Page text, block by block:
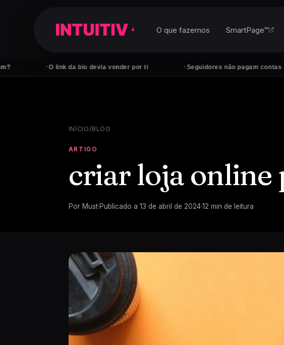
O link da bio devia vender por ti Seguidores não pagam contas — clientes
O que fazemos SmartPage™
INÍCIO/BLOG
ARTIGO
criar loja online
Por Must·Publicado a 13 de abril de 2024·12 min de leitura